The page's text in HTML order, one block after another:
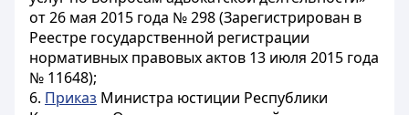
от 26 мая 2015 года № 298 (Зарегистрирован в
Реестре государственной регистрации
нормативных правовых актов 13 июля 2015 года
№ 11648);
6. Приказ Министра юстиции Республики